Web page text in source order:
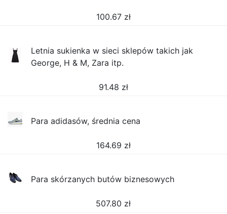
100.67 zł
Letnia sukienka w sieci sklepów takich jak
George, H & M, Zara itp.
91.48 zł
Para adidasów, średnia cena
164.69 zł
Para skórzanych butów biznesowych
507.80 zł